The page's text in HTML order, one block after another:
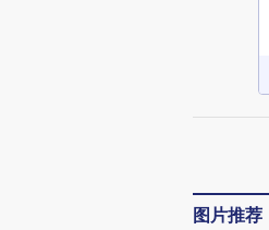
图片推荐